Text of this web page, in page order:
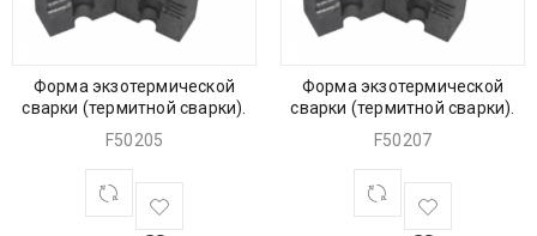
Форма экзотермической
сварки (термитной сварки).
F50205
Форма экзотермической
сварки (термитной сварки).
F50207